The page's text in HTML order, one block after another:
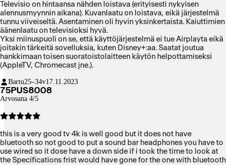
Televisio on hintaansa nähden loistava (erityisesti nykyisen
alennusmyynnin aikana). Kuvanlaatu on loistava, eikä järjestelmä
tunnu viiveiseltä. Asentaminen oli hyvin yksinkertaista. Kaiuttimien
äänenlaatu on televisioksi hyvä.
Yksi miinuspuoli on se, että käyttöjärjestelmä ei tue Airplayta eikä
joitakin tärkeitä sovelluksia, kuten Disney+:aa. Saatat joutua
hankkimaan toisen suoratoistolaitteen käytön helpottamiseksi
(AppleTV, Chromecast jne.).
Bartu25–34v17.11.2023
75PUS8008
Arvosana 4/5
this is a very good tv 4k is well good but it does not have
bluetooth so not good to put a sound bar headphones you have to
use wired so it dose have a down side if i took the time to look at
the Specifications frist would have gone for the one with bluetooth